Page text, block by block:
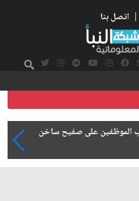
| اتصل بنا
على صفيح ساخن